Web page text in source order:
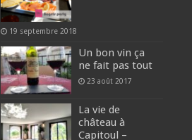
19 septembre 2018
Un bon vin ça
ne fait pas tout
23 août 2017
La vie de
château à
Capitoul –